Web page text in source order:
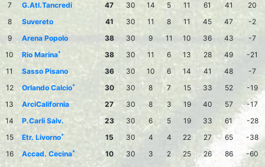
7
G.Atl.Tancredi 47 30 14 5 11 61 41
20
8
Suvereto 41 30 11 8 11 45 47
-2
9
Arena Popolo 38 30 9 11 10 36 43
-7
10
Rio Marina* 38 30 11 6 13 28 49
-21
11
Sasso Pisano 36 30 10 6 14 41 48
-7
12
Orlando Calcio* 30 30 8 7 15 33 52
-19
13
ArciCalifornia 27 30 8 3 19 40 57
-17
14
P.Carli Salv. 23 30 6 5 19 33 61
-28
15
Etr. Livorno* 15 30 4 4 22 27 65
-38
16
Accad. Cecina* 10 30 3 2 25 26 86
-60